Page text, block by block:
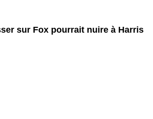
sur Fox pourrait nuire à Harris